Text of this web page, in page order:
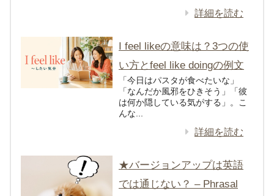
詳細を読む
I feel likeの意味は？3つの使
い方とfeel like doingの例文
「今日はパスタが食べたいな」
「なんだか風邪をひきそう」「彼
は何か隠している気がする」。こ
んな...
詳細を読む
★バージョンアップは英語
では通じない？ – Phrasal